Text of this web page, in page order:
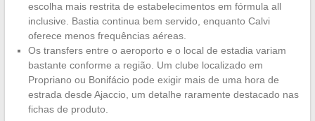
escolha mais restrita de estabelecimentos em fórmula all
inclusive. Bastia continua bem servido, enquanto Calvi
oferece menos frequências aéreas.
Os transfers entre o aeroporto e o local de estadia variam
bastante conforme a região. Um clube localizado em
Propriano ou Bonifácio pode exigir mais de uma hora de
estrada desde Ajaccio, um detalhe raramente destacado nas
fichas de produto.